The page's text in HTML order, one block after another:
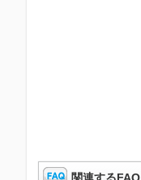
関連するFAQ